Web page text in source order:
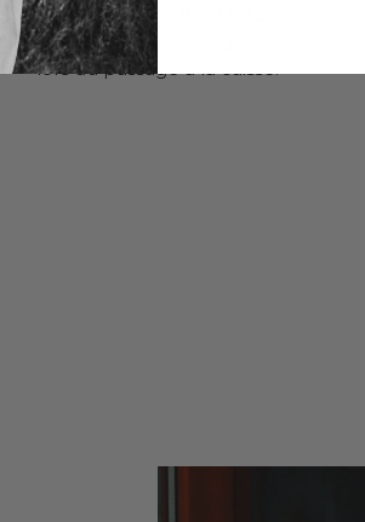
EXPÉDITION MONDIALE
Expédition partout, tarifs disponibles
lors du passage à la caisse.